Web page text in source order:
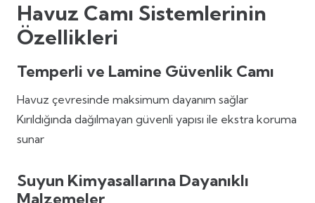
Havuz Camı Sistemlerinin
Özellikleri
Temperli ve Lamine Güvenlik Camı
Havuz çevresinde maksimum dayanım sağlar
Kırıldığında dağılmayan güvenli yapısı ile ekstra koruma
sunar
Suyun Kimyasallarına Dayanıklı
Malzemeler